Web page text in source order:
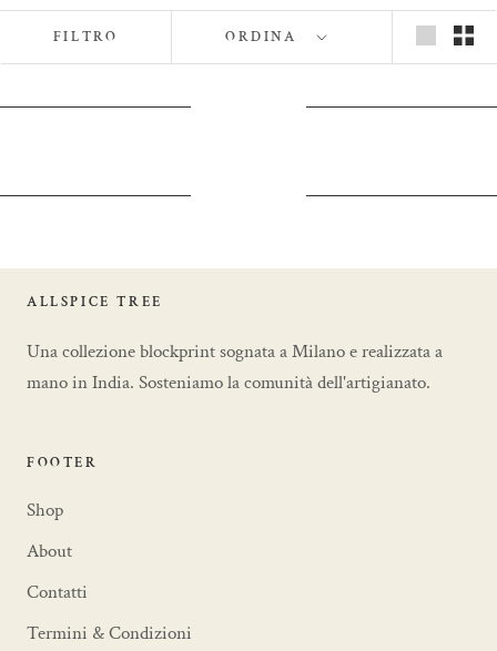
FILTRO ORDINA
ALLSPICE TREE
Una collezione blockprint sognata a Milano e realizzata a
mano in India. Sosteniamo la comunità dell'artigianato.
FOOTER
Shop
About
Contatti
Termini & Condizioni